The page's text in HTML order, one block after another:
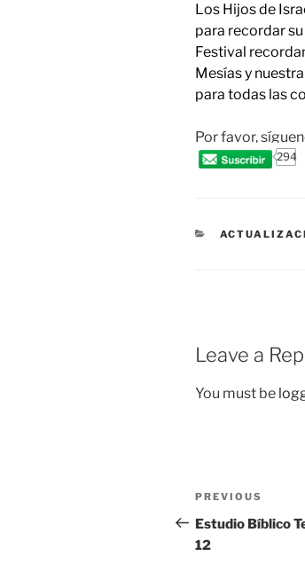
Los Hijos de
para recordar
Festival
Mesías y
para todas las
Por favor,
294
CATEGORIES
Leave a
You must be
Post
navigation
Previous
Post
PREVIOUS
Estudio Bíblico
12